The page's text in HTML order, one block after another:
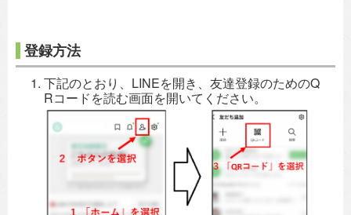
登録方法
下記のとおり、LINEを開き、友達登録のためのQ
Rコードを読む画面を開いてください。